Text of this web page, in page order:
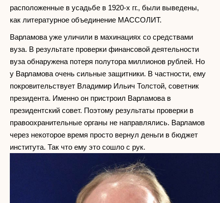
расположенные в усадьбе в 1920-х гг., были выведены,
как литературное объединение МАССОЛИТ.
Варламова уже уличили в махинациях со средствами
вуза. В результате проверки финансовой деятельности
вуза обнаружена потеря полутора миллионов рублей. Но
у Варламова очень сильные защитники. В частности, ему
покровительствует Владимир Ильич Толстой, советник
президента. Именно он пристроил Варламова в
президентский совет. Поэтому результаты проверки в
правоохранительные органы не направлялись. Варламов
через некоторое время просто вернул деньги в бюджет
института. Так что ему это сошло с рук.